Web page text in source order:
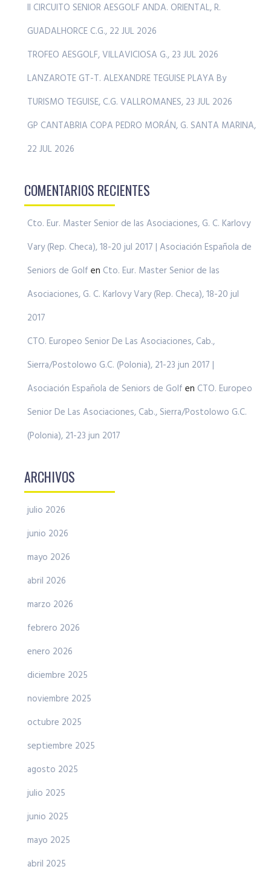
II CIRCUITO SENIOR AESGOLF ANDA. ORIENTAL, R.
GUADALHORCE C.G., 22 JUL 2026
TROFEO AESGOLF, VILLAVICIOSA G., 23 JUL 2026
LANZAROTE GT-T. ALEXANDRE TEGUISE PLAYA By
TURISMO TEGUISE, C.G. VALLROMANES, 23 JUL 2026
GP CANTABRIA COPA PEDRO MORÁN, G. SANTA MARINA,
22 JUL 2026
COMENTARIOS RECIENTES
Cto. Eur. Master Senior de las Asociaciones, G. C. Karlovy
Vary (Rep. Checa), 18-20 jul 2017 | Asociación Española de
Seniors de Golf en Cto. Eur. Master Senior de las
Asociaciones, G. C. Karlovy Vary (Rep. Checa), 18-20 jul
2017
CTO. Europeo Senior De Las Asociaciones, Cab.,
Sierra/Postolowo G.C. (Polonia), 21-23 jun 2017 |
Asociación Española de Seniors de Golf en CTO. Europeo
Senior De Las Asociaciones, Cab., Sierra/Postolowo G.C.
(Polonia), 21-23 jun 2017
ARCHIVOS
julio 2026
junio 2026
mayo 2026
abril 2026
marzo 2026
febrero 2026
enero 2026
diciembre 2025
noviembre 2025
octubre 2025
septiembre 2025
agosto 2025
julio 2025
junio 2025
mayo 2025
abril 2025